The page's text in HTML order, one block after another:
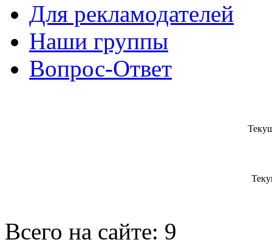
Для рекламодателей
Наши группы
Вопрос-Ответ
Всего на сайте: 9